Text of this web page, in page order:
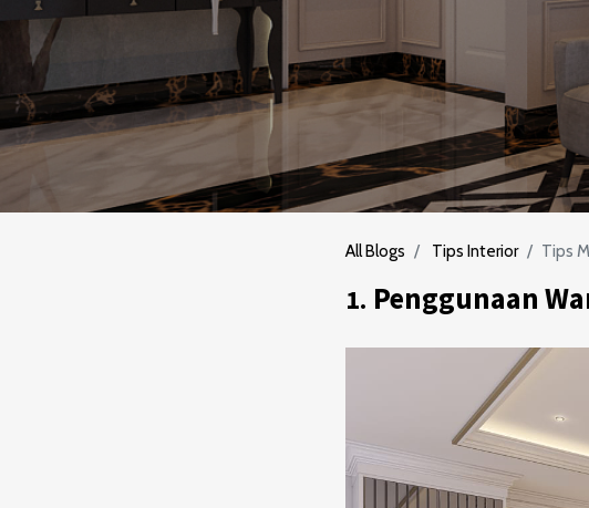
All Blogs Tips Interior Tips
1. Penggunaan